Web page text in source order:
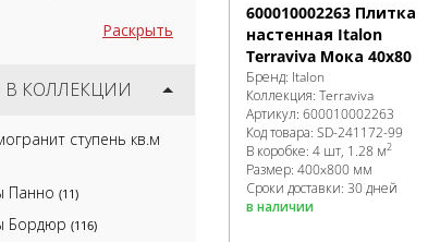
Раскрыть
В КОЛЛЕКЦИИ
ступень кв.м
Панно (11)
Бордюр (116)
600010002263 Плитка
настенная Italon
Terraviva Мока 40x80
Бренд: Italon
Коллекция: Terraviva
Артикул: 600010002263
Код товара: SD-241172-99
В коробке: 4 шт, 1.28 м2
Размер: 400x800 мм
Сроки доставки: 30 дней
в наличии